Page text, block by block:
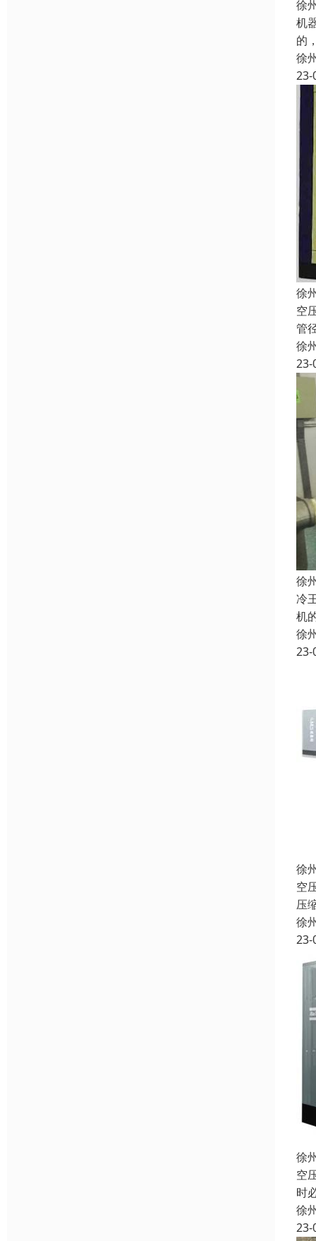
徐
机
的
徐
23-
徐
空
管
徐
23-
徐
冷
机
徐
23-
徐
空
压
徐
23-
徐
空
时
徐
23-